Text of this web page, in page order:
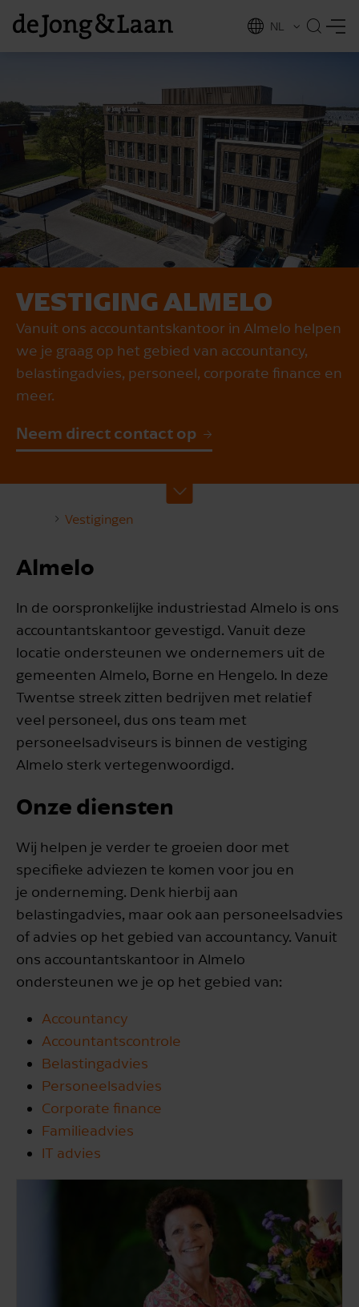
EN
NL
VESTIGING ALMELO
Vanuit ons accountantskantoor in Almelo helpen
we je graag op het gebied van accountancy,
belastingadvies, personeel, corporate finance en
meer.
Neem direct contact op
Vestigingen
Almelo
In de oorspronkelijke industriestad Almelo is ons
accountantskantoor gevestigd. Vanuit deze
locatie ondersteunen we ondernemers uit de
gemeenten Almelo, Borne en Hengelo. In deze
Twentse streek zitten bedrijven met relatief
veel personeel, dus ons team met
personeelsadviseurs is binnen de vestiging
Almelo sterk vertegenwoordigd.
Onze diensten
Wij helpen je verder te groeien door met
specifieke adviezen te komen voor jou en
je onderneming. Denk hierbij aan
belastingadvies, maar ook aan personeelsadvies
of advies op het gebied van accountancy. Vanuit
ons accountantskantoor in Almelo
ondersteunen we je op het gebied van:
Accountancy
Accountantscontrole
Belastingadvies
Personeelsadvies
Corporate finance
Familieadvies
IT advies